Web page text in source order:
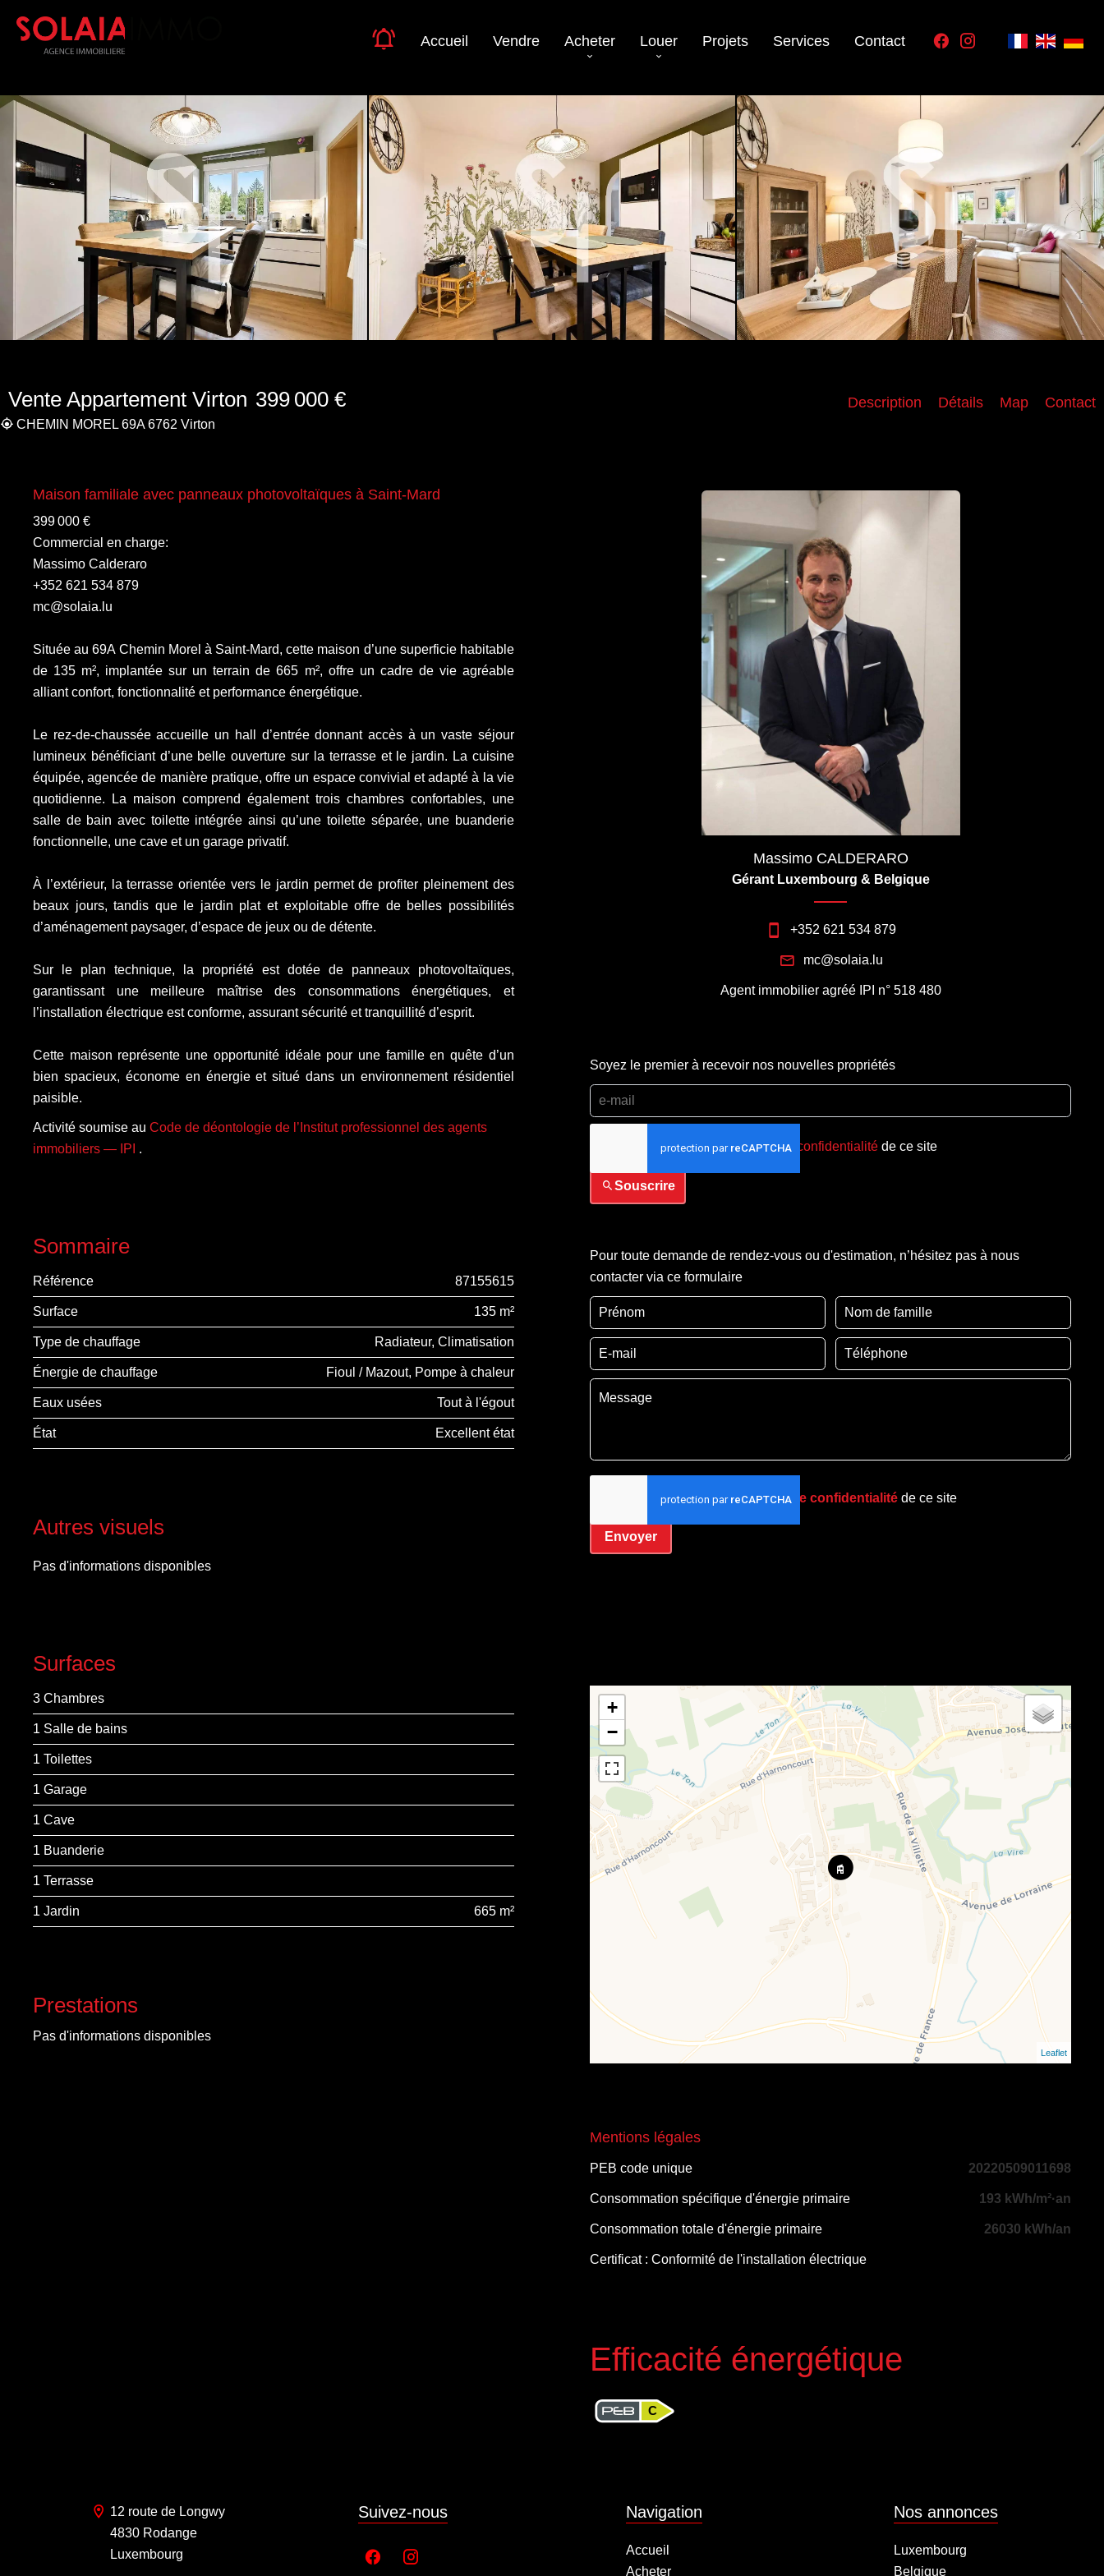
Accueil Vendre Acheter Louer Projets Services Contact
Vente Appartement Virton 399 000 €
CHEMIN MOREL 69A 6762 Virton
Description Détails Map Contact
Maison familiale avec panneaux photovoltaïques à Saint-Mard
399 000 €
Commercial en charge:
Massimo Calderaro
+352 621 534 879
mc@solaia.lu
Située au 69A Chemin Morel à Saint-Mard, cette maison d’une superficie habitable
de 135 m², implantée sur un terrain de 665 m², offre un cadre de vie agréable
alliant confort, fonctionnalité et performance énergétique.
Le rez-de-chaussée accueille un hall d’entrée donnant accès à un vaste séjour
lumineux bénéficiant d’une belle ouverture sur la terrasse et le jardin. La cuisine
équipée, agencée de manière pratique, offre un espace convivial et adapté à la vie
quotidienne. La maison comprend également trois chambres confortables, une
salle de bain avec toilette intégrée ainsi qu’une toilette séparée, une buanderie
fonctionnelle, une cave et un garage privatif.
À l’extérieur, la terrasse orientée vers le jardin permet de profiter pleinement des
beaux jours, tandis que le jardin plat et exploitable offre de belles possibilités
d’aménagement paysager, d’espace de jeux ou de détente.
Sur le plan technique, la propriété est dotée de panneaux photovoltaïques,
garantissant une meilleure maîtrise des consommations énergétiques, et
l’installation électrique est conforme, assurant sécurité et tranquillité d’esprit.
Cette maison représente une opportunité idéale pour une famille en quête d’un
bien spacieux, économe en énergie et situé dans un environnement résidentiel
paisible.
Activité soumise au Code de déontologie de l’Institut professionnel des agents
immobiliers — IPI .
Sommaire
Référence 87155615
Surface 135 m²
Type de chauffage Radiateur, Climatisation
Énergie de chauffage Fioul / Mazout, Pompe à chaleur
Eaux usées Tout à l'égout
État Excellent état
Autres visuels
Pas d'informations disponibles
Surfaces
3 Chambres
1 Salle de bains
1 Toilettes
1 Garage
1 Cave
1 Buanderie
1 Terrasse
1 Jardin 665 m²
Prestations
Pas d'informations disponibles
Massimo CALDERARO
Gérant Luxembourg & Belgique
+352 621 534 879
mc@solaia.lu
Agent immobilier agréé IPI n° 518 480
Soyez le premier à recevoir nos nouvelles propriétés
J’ai lu et j'accepte lapolitique de confidentialité de ce site
Souscrire
Pour toute demande de rendez-vous ou d'estimation, n’hésitez pas à nous
contacter via ce formulaire
J’ai lu et j'accepte lapolitique de confidentialité de ce site
Envoyer
+
−
Leaflet
Mentions légales
PEB code unique 20220509011698
Consommation spécifique d'énergie primaire 193 kWh/m²·an
Consommation totale d'énergie primaire 26030 kWh/an
Certificat : Conformité de l'installation électrique
Efficacité énergétique
C
12 route de Longwy
4830 Rodange
Luxembourg
Suivez-nous Navigation
Accueil
Acheter
Nos annonces
Luxembourg
Belgique